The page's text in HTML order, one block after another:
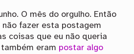
O mês do orgulho. Então
não fazer esta postagem
coisas que eu não queria
eram postar algo